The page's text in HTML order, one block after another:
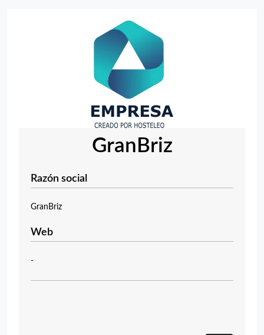
GranBriz
Razón social
GranBriz
Web
-